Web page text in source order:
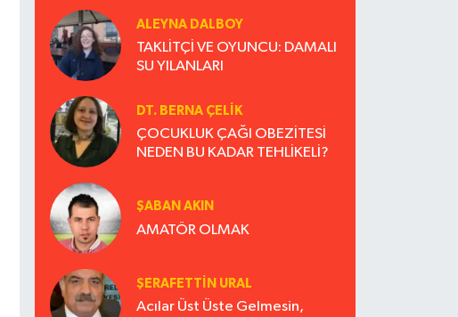
ALEYNA DALBOY
TAKLİTÇİ VE OYUNCU: DAMALI
SU YILANLARI
DT. BERNA ÇELIK
ÇOCUKLUK ÇAĞI OBEZİTESİ
NEDEN BU KADAR TEHLİKELİ?
ŞABAN AKIN
AMATÖR OLMAK
ŞERAFETTIN URAL
Acılar Üst Üste Gelmesin,